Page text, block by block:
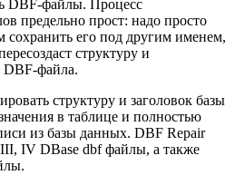
DBF-файлы. Процесс
предельно прост: надо просто
сохранить его под другим именем,
структуру и
DBF-файла.
структуру и заголовок базы
в таблице и полностью
из базы данных. DBF Repair
IV DBase dbf файлы, а также